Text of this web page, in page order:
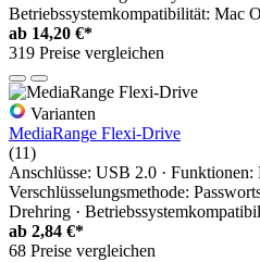
Betriebssystemkompatibilität: Mac
ab 14,20 €*
319 Preise vergleichen
Varianten
MediaRange Flexi-Drive
(11)
Anschlüsse: USB 2.0 · Funktionen:
Verschlüsselungsmethode:
Drehring ·
ab 2,84 €*
68 Preise vergleichen